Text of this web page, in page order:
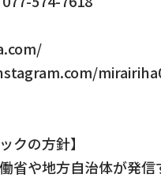
クの方針】
省や地方自治体が発